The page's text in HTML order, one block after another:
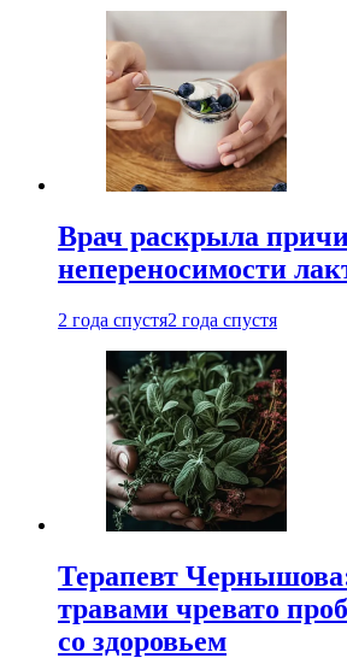
Врач раскрыла
непереносимости
2 года спустя2 года спустя
Терапевт
травами чревато
со здоровьем